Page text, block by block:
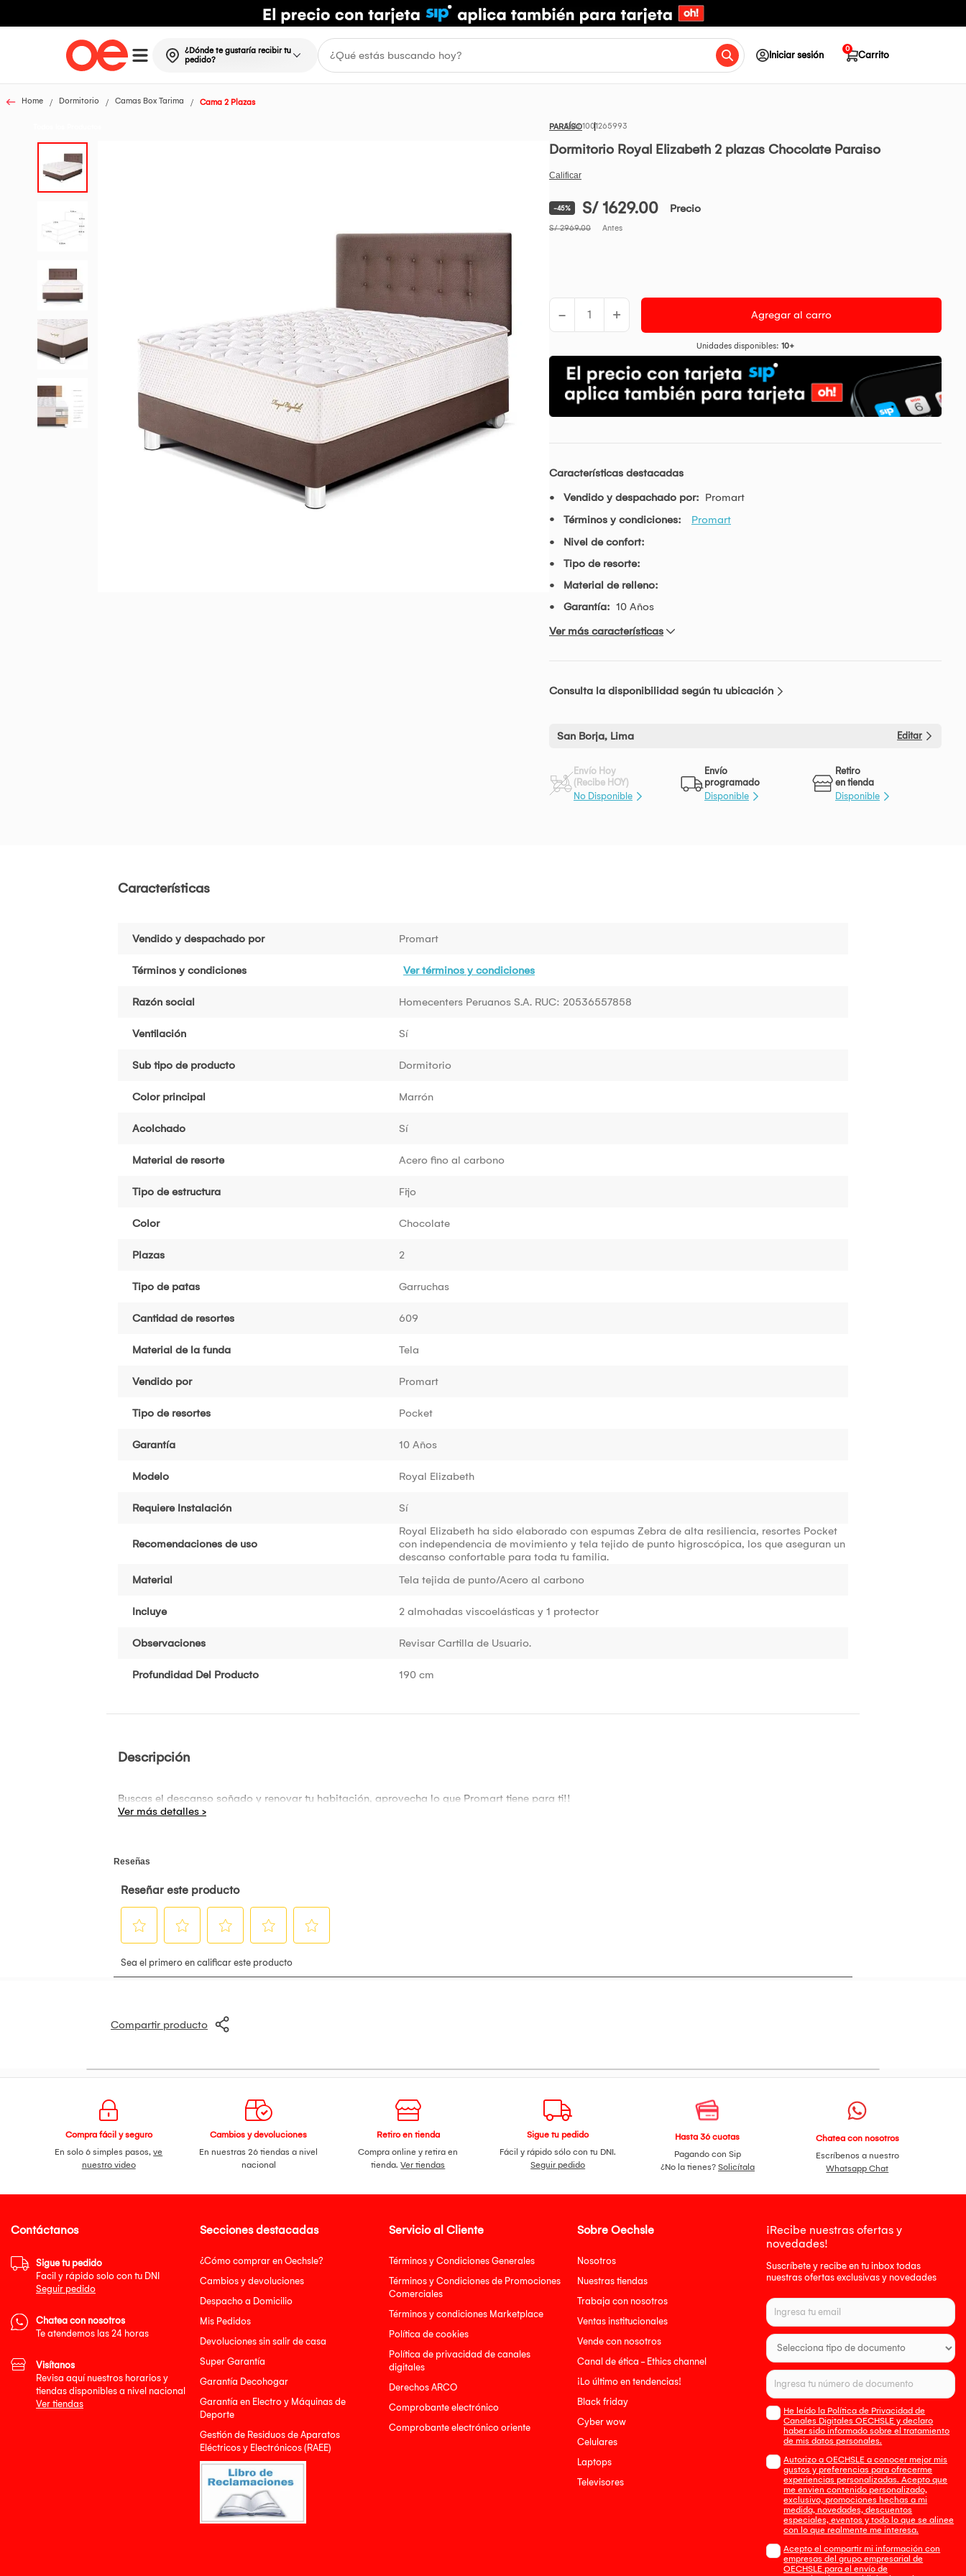
¿Dónde te gustaría recibir tu
pedido?
Iniciar sesión Carrito
0
Home Dormitorio Camas Box Tarima Cama 2 Plazas
PARAÍSO1001265993
Dormitorio Royal Elizabeth 2 plazas Chocolate Paraiso
-45% S/ 1629.00 Precio
S/ 2969.00 Antes
- + Agregar al carro
Unidades disponibles: 10+
Características destacadas
Vendido y despachado por: Promart
Términos y condiciones:
Promart
Nivel de confort:
Tipo de resorte:
Material de relleno:
Garantía: 10 Años
Ver más características
Consulta la disponibilidad según tu ubicación
San Borja, Lima Editar
Envío Hoy
(Recibe HOY)
No Disponible
Envío
programado
Disponible
Retiro
en tienda
Disponible
Características
Vendido y despachado por Promart
Términos y condiciones Ver términos y condiciones
Razón social Homecenters Peruanos S.A. RUC: 20536557858
Ventilación Sí
Sub tipo de producto Dormitorio
Color principal Marrón
Acolchado Sí
Material de resorte Acero fino al carbono
Tipo de estructura Fijo
Color Chocolate
Plazas 2
Tipo de patas Garruchas
Cantidad de resortes 609
Material de la funda Tela
Vendido por Promart
Tipo de resortes Pocket
Garantía 10 Años
Modelo Royal Elizabeth
Requiere Instalación Sí
Recomendaciones de uso
Royal Elizabeth ha sido elaborado con espumas Zebra de alta resiliencia, resortes Pocket
con independencia de movimiento y tela tejido de punto higroscópica, los que aseguran un
descanso confortable para toda tu familia.
Material
Tela tejida de punto/Acero al carbono
Incluye 2 almohadas viscoelásticas y 1 protector
Observaciones Revisar Cartilla de Usuario.
Profundidad Del Producto 190 cm
Descripción
Buscas el descanso soñado y renovar tu habitación, aprovecha lo que Promart tiene para ti!!
Compartir producto
Compra fácil y seguro
En solo 6 simples pasos,ve
nuestro video
Cambios y devoluciones
En nuestras 26 tiendas a nivel
nacional
Retiro en tienda
Compra online y retira en
tienda.Ver tiendas
Sigue tu pedido
Fácil y rápido sólo con tu DNI.
Seguir pedido
Hasta 36 cuotas
Pagando con Sip
¿No la tienes? Solicítala
Chatea con nosotros
Escríbenos a nuestro
Whatsapp Chat
Secciones destacadas
¿Cómo comprar en Oechsle?
Cambios y devoluciones
Despacho a Domicilio
Mis Pedidos
Devoluciones sin salir de casa
Super Garantía
Garantía Decohogar
Garantía en Electro y Máquinas de
Deporte
Gestión de Residuos de Aparatos
Eléctricos y Electrónicos (RAEE)
Servicio al Cliente
Términos y Condiciones Generales
Términos y Condiciones de Promociones
Comerciales
Términos y condiciones Marketplace
Política de cookies
Política de privacidad de canales
digitales
Derechos ARCO
Comprobante electrónico
Comprobante electrónico oriente
Sobre Oechsle
Nosotros
Nuestras tiendas
Trabaja con nosotros
Ventas institucionales
Vende con nosotros
Canal de ética - Ethics channel
¡Lo último en tendencias!
Black friday
Cyber wow
Celulares
Laptops
Televisores
¡Recibe nuestras ofertas y
novedades!
Suscríbete y recibe en tu inbox todas
nuestras ofertas exclusivas y novedades
He leído la Política de Privacidad de
Canales Digitales OECHSLE y declaro
haber sido informado sobre el tratamiento
de mis datos personales.
Autorizo a OECHSLE a conocer mejor mis
gustos y preferencias para ofrecerme
experiencias personalizadas. Acepto que
me envien contenido personalizado,
exclusivo, promociones hechas a mi
medida, novedades, descuentos
especiales, eventos y todo lo que se alinee
con lo que realmente me interesa.
Acepto el compartir mi información con
empresas del grupo empresarial de
OECHSLE para el envío de
Contáctanos
Sigue tu pedido
Facil y rápido solo con tu DNI
Seguir pedido
Chatea con nosotros
Te atendemos las 24 horas
Visítanos
Revisa aquí nuestros horarios y
tiendas disponibles a nivel nacional
Ver tiendas